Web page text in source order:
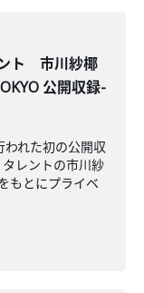
ト 市川紗椰
公開収録-
れた初の公開収
レントの市川紗
もとにプライベ